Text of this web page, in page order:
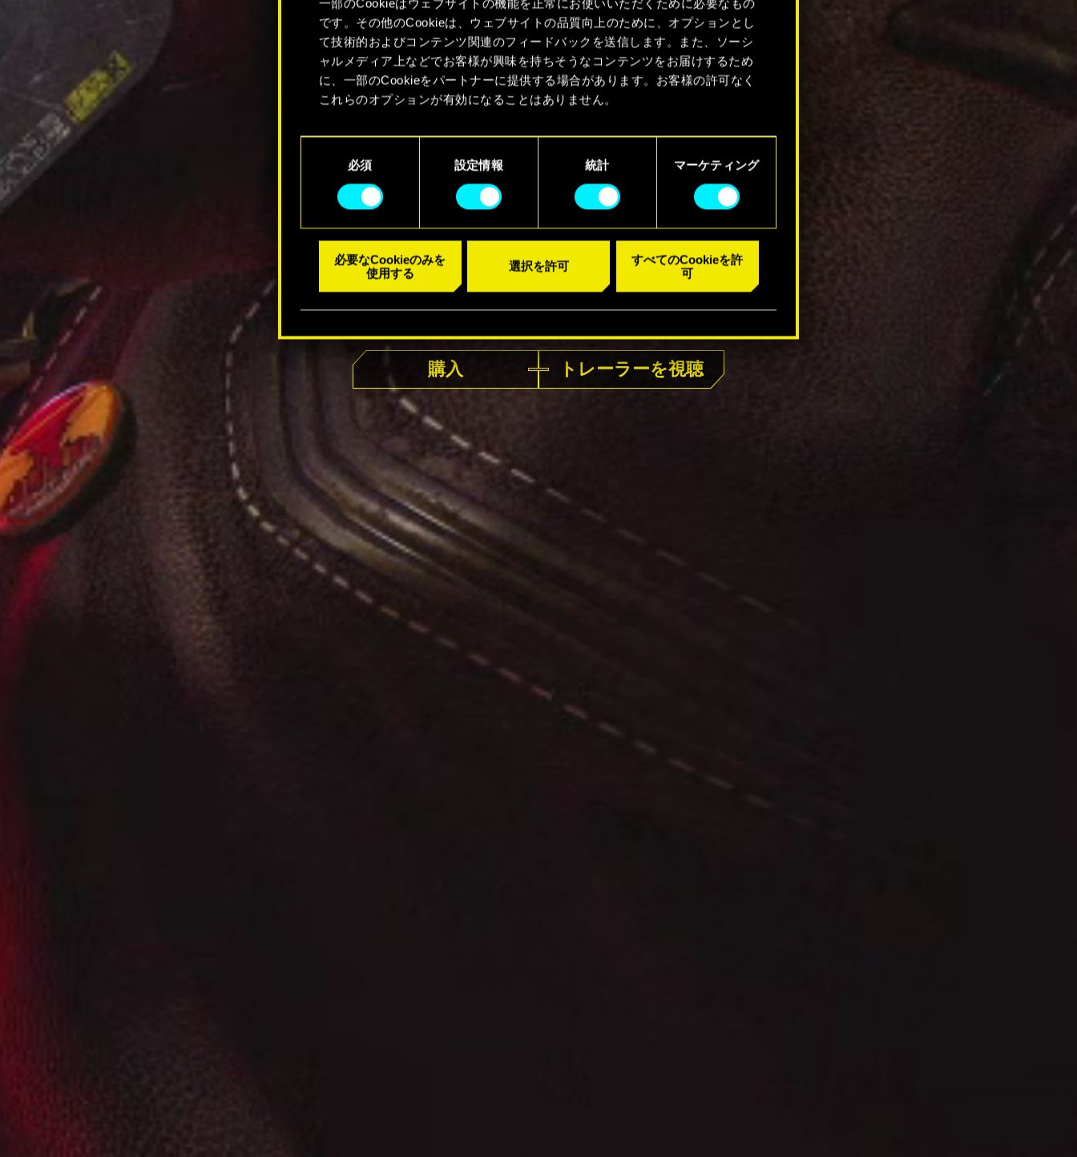
一部のCookieはウェブサイトの機能を正常にお使いいただくために必要なもの
です。その他のCookieは、ウェブサイトの品質向上のために、オプションとし
て技術的およびコンテンツ関連のフィードバックを送信します。また、ソーシ
ャルメディア上などでお客様が興味を持ちそうなコンテンツをお届けするため
に、一部のCookieをパートナーに提供する場合があります。お客様の許可なく
これらのオプションが有効になることはありません。
Cookieの使用およびパフォーマンスの変更点に関する詳細は、下記の「設定」
メニューでご確認ください。
必須 設定情報 統計 マーケティング
必要なCookieのみを
使用する
選択を許可
すべてのCookieを許
可
好評発売中
購入 トレーラーを視聴